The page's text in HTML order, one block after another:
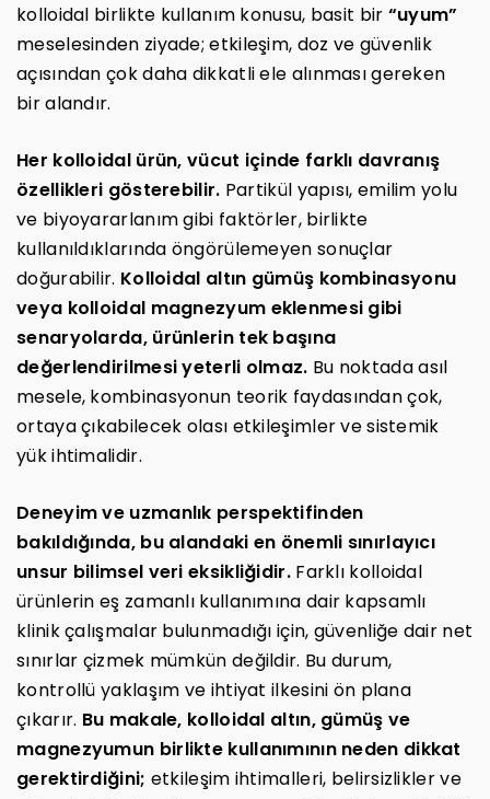
kolloidal birlikte kullanım konusu, basit bir “uyum”
meselesinden ziyade; etkileşim, doz ve güvenlik
açısından çok daha dikkatli ele alınması gereken
bir alandır.
Her kolloidal ürün, vücut içinde farklı davranış
özellikleri gösterebilir. Partikül yapısı, emilim yolu
ve biyoyararlanım gibi faktörler, birlikte
kullanıldıklarında öngörülemeyen sonuçlar
doğurabilir. Kolloidal altın gümüş kombinasyonu
veya kolloidal magnezyum eklenmesi gibi
senaryolarda, ürünlerin tek başına
değerlendirilmesi yeterli olmaz. Bu noktada asıl
mesele, kombinasyonun teorik faydasından çok,
ortaya çıkabilecek olası etkileşimler ve sistemik
yük ihtimalidir.
Deneyim ve uzmanlık perspektifinden
bakıldığında, bu alandaki en önemli sınırlayıcı
unsur bilimsel veri eksikliğidir.Farklı kolloidal
ürünlerin eş zamanlı kullanımına dair kapsamlı
klinik çalışmalar bulunmadığı için, güvenliğe dair net
sınırlar çizmek mümkün değildir. Bu durum,
kontrollü yaklaşım ve ihtiyat ilkesini ön plana
çıkarır. Bu makale, kolloidal altın, gümüş ve
magnezyumun birlikte kullanımının neden dikkat
gerektirdiğini; etkileşim ihtimalleri, belirsizlikler ve